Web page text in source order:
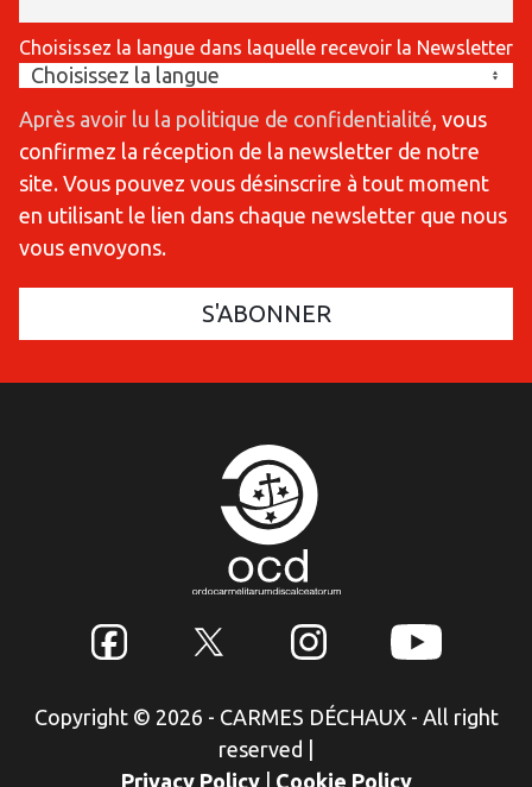
Choisissez la langue dans laquelle recevoir la Newsletter
Après avoir lu la politique de confidentialité , vous
confirmez la réception de la newsletter de notre
site. Vous pouvez vous désinscrire à tout moment
en utilisant le lien dans chaque newsletter que nous
vous envoyons.
Copyright © 2026 - CARMES DÉCHAUX - All right
reserved
Privacy Policy
Cookie Policy